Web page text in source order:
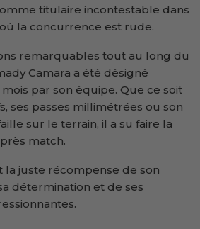
titulaire incontestable dans
la concurrence est rude.
remarquables tout au long du
Camara a été désigné
par son équipe. Que ce soit
ses passes millimétrées ou son
sur le terrain, il a su faire la
match.
la juste récompense de son
détermination et de ses